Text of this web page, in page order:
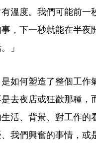
溫度。我們可能前一
，下一秒就能在半夜
」
如何塑造了整個工作
去夜店或狂歡那種，
活、背景、對工作的
我們興奮的事情，或